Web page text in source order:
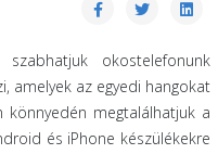
okostelefonunk
amelyek az egyedi hangokat
könnyedén megtalálhatjuk a
és iPhone készülékekre